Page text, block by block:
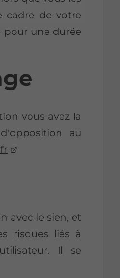
cadre de votre
pour une durée
vous avez la
au
avec le sien, et
risques liés à
Il se